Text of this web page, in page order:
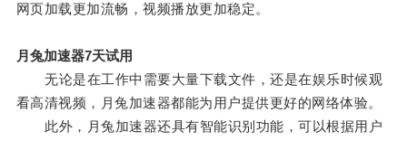
网页加载更加流畅，视频播放更加稳定。
月兔加速器7天试用
无论是在工作中需要大量下载文件，还是在娱乐时候观
看高清视频，月兔加速器都能为用户提供更好的网络体验。
此外，月兔加速器还具有智能识别功能，可以根据用户